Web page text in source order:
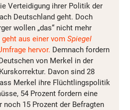
Verteidigung ihrer Politik der
Deutschland geht. Doch
wollen „das“ nicht mehr
geht aus einer vom Spiegel
hervor. Demnach fordern
von Merkel in der
Davon sind 28
Merkel ihre Flüchtlingspolitik
54 Prozent fordern eine
15 Prozent der Befragten